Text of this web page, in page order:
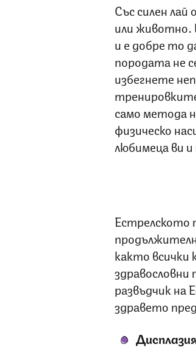
Със силен
или животно.
и е добре то
породата не
избегнете
само метода
физическо
любимеца ви
Естрелското
както всички
развъдчик на
здравето